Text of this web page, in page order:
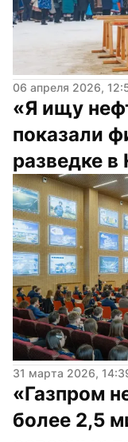
06 апреля 2026,
«Я ищу
показали
разведке
31 марта 2026,
«Газпром
более 2,5